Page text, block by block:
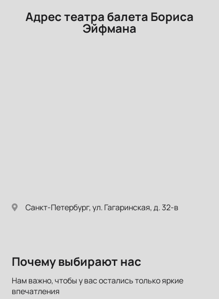
Адрес театра балета Бориса
Эйфмана
Санкт-Петербург, ул. Гагаринская, д. 32-в
Почему выбирают нас
Нам важно, чтобы у вас остались только яркие
впечатления